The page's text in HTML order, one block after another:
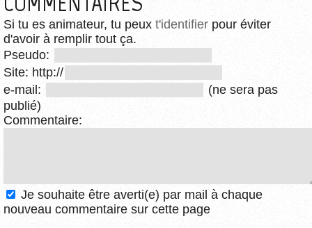
Si tu es animateur, tu peux t'identifier pour éviter
d'avoir à remplir tout ça.
Pseudo:
Site: http://
e-mail:
(ne sera pas
publié)
Commentaire:
Je souhaite être averti(e) par mail à chaque
nouveau commentaire sur cette page